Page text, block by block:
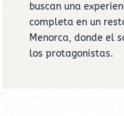
buscan una
completa en un
Menorca, donde el
los protagonistas.